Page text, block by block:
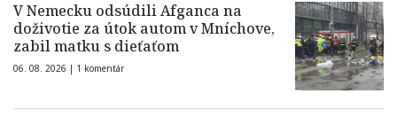
V Nemecku odsúdili Afganca na
doživotie za útok autom v Mníchove,
zabil matku s dieťaťom
06. 08. 2026 | 1 komentár